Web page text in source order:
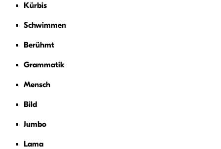
Kürbis
Schwimmen
Berühmt
Grammatik
Mensch
Bild
Jumbo
Lama